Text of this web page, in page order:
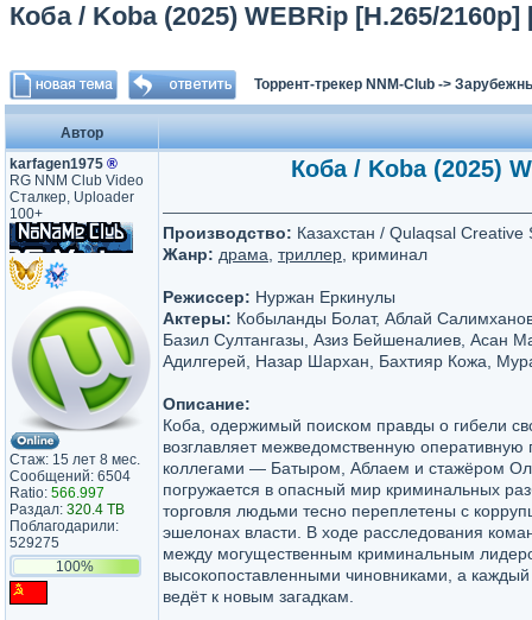
Коба / Koba (2025) WEBRip [H.265/
Торрент-трекер NNM-Club ->
Автор
karfagen1975 ®
RG NNM Club Video
Сталкер, Uploader
100+
Стаж: 15 лет 8 мес.
Сообщений: 6504
Ratio: 566.997
Раздал: 320.4 TB
Поблагодарили:
529275
100%
Коба / Koba (2025)
Производство: Казахстан / Qulaqsal Creative
Жанр: драма триллер , криминал
Режиссер: Нуржан Еркинулы
Актеры: Кобыланды Болат, Аблай
Базил Султангазы, Азиз Бейшеналиев, Асан
Адилгерей, Назар Шархан, Бахтияр Кожа,
Описание:
Коба, одержимый поиском правды о гибели
возглавляет межведомственную оперативную
коллегами — Батыром, Аблаем и стажёром
погружается в опасный мир криминальных
торговля людьми тесно переплетены с
эшелонах власти. В ходе расследования
между могущественным криминальным
высокопоставленными чиновниками, а
ведёт к новым загадкам.